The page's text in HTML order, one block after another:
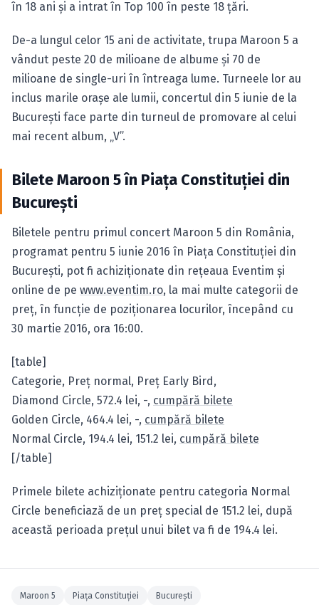
în 18 ani şi a intrat în Top 100 în peste 18 ţări.
De-a lungul celor 15 ani de activitate, trupa Maroon 5 a
vândut peste 20 de milioane de albume şi 70 de
milioane de single-uri în întreaga lume. Turneele lor au
inclus marile oraşe ale lumii, concertul din 5 iunie de la
Bucureşti face parte din turneul de promovare al celui
mai recent album, „V”.
Bilete Maroon 5 în Piaţa Constituţiei din
Bucureşti
Biletele pentru primul concert Maroon 5 din România,
programat pentru 5 iunie 2016 în Piaţa Constituţiei din
Bucureşti, pot fi achiziţionate din reţeaua Eventim şi
online de pe www.eventim.ro, la mai multe categorii de
preţ, în funcţie de poziţionarea locurilor, începând cu
30 martie 2016, ora 16:00.
[table]
Categorie, Preţ normal, Preţ Early Bird,
Diamond Circle, 572.4 lei, -, cumpără bilete
Golden Circle, 464.4 lei, -, cumpără bilete
Normal Circle, 194.4 lei, 151.2 lei, cumpără bilete
[/table]
Primele bilete achiziţionate pentru categoria Normal
Circle beneficiază de un preţ special de 151.2 lei, după
această perioada preţul unui bilet va fi de 194.4 lei.
Maroon 5 Piaţa Constituţiei
Bucureşti